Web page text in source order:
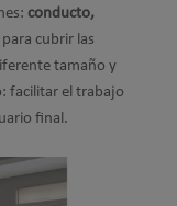
conducto,
cubrir las
tamaño y
facilitar el trabajo
final.